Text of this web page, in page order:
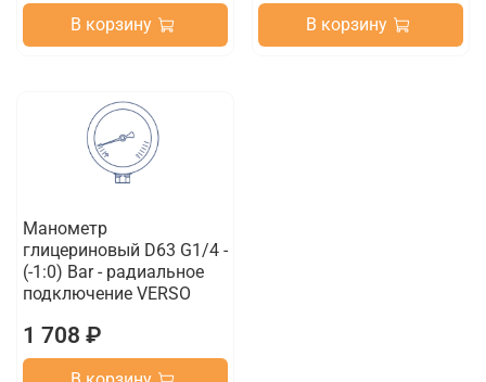
В корзину В корзину
Манометр
глицериновый D63 G1/4 -
(-1:0) Bar - радиальное
подключение VERSO
1 708 ₽